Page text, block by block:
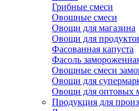
Грибные смеси
Овощные смеси
Овощи для магазина
Овощи для
Фасованная капуста
Фасоль
Овощные смеси
Овощи для
Овощи для оптовых
Продукция для